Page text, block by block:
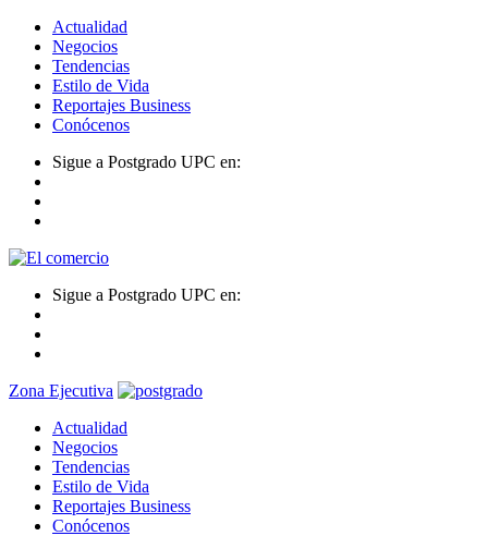
Actualidad
Negocios
Tendencias
Estilo de Vida
Reportajes Business
Conócenos
Sigue a Postgrado UPC en:
Sigue a Postgrado UPC en:
Zona Ejecutiva
Actualidad
Negocios
Tendencias
Estilo de Vida
Reportajes Business
Conócenos